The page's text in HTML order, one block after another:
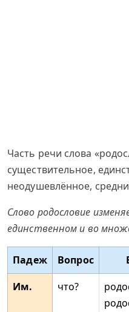
Часть речи слова
существительное,
неодушевлённое,
Слово родословие
единственном и во
Падеж Вопрос
Им.
что?